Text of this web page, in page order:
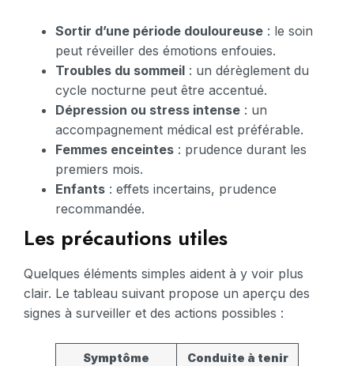
Sortir d’une période douloureuse : le soin
peut réveiller des émotions enfouies.
Troubles du sommeil : un dérèglement du
cycle nocturne peut être accentué.
Dépression ou stress intense : un
accompagnement médical est préférable.
Femmes enceintes : prudence durant les
premiers mois.
Enfants : effets incertains, prudence
recommandée.
Les précautions utiles
Quelques éléments simples aident à y voir plus
clair. Le tableau suivant propose un aperçu des
signes à surveiller et des actions possibles :
Symptôme
Conduite à tenir